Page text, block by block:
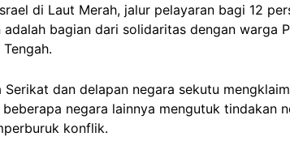
di Laut Merah, jalur pelayaran bagi 12
adalah bagian dari solidaritas dengan warga
Serikat dan delapan negara sekutu
beberapa negara lainnya mengutuk tindakan
konflik.